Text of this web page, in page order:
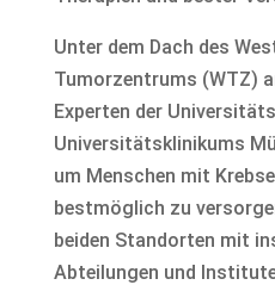
Unter dem Dach des
Tumorzentrums (WTZ)
Experten der
Universitätsklinikums
um Menschen mit
bestmöglich zu
beiden Standorten mit
Abteilungen und